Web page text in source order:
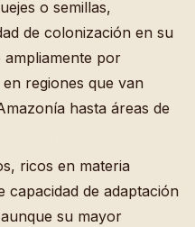
o semillas,
de colonización en su
ampliamente por
regiones que van
hasta áreas de
ricos en materia
capacidad de adaptación
su mayor